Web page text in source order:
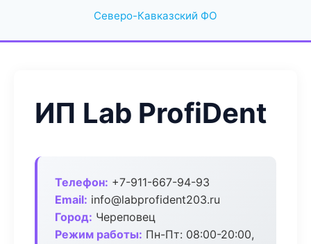
Северо-Кавказский ФО
ИП Lab ProfiDent
Телефон: +7-911-667-94-93
Email: info@labprofident203.ru
Город: Череповец
Режим работы: Пн-Пт: 08:00-20:00,